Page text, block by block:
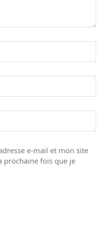
e-mail et mon site
prochaine fois que je